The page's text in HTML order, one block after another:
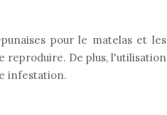
pour le matelas et les
reproduire. De plus, l'utilisation
infestation.